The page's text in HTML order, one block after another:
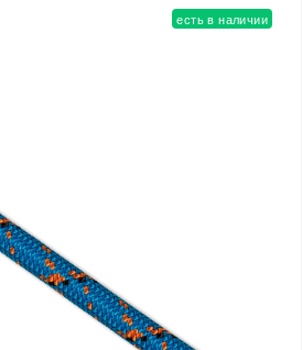
есть в наличии